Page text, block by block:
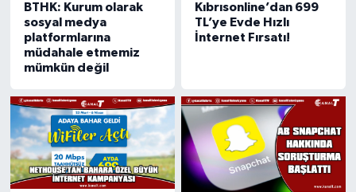
BTHK: Kurum olarak
sosyal medya
platformlarına
müdahale etmemiz
mümkün değil
Kıbrısonline’dan 699
TL’ye Evde Hızlı
İnternet Fırsatı!